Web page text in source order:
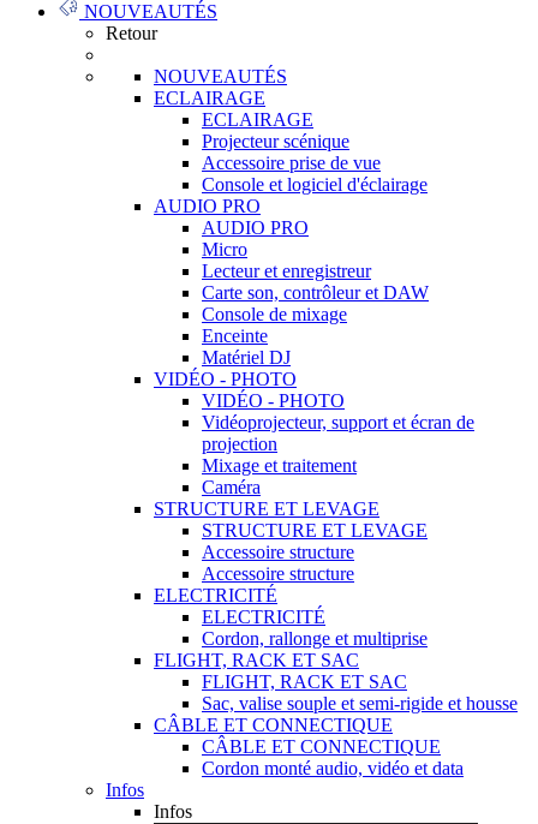
NOUVEAUTÉS
Retour
NOUVEAUTÉS
ECLAIRAGE
ECLAIRAGE
Projecteur scénique
Accessoire prise de vue
Console et logiciel d'éclairage
AUDIO PRO
AUDIO PRO
Micro
Lecteur et enregistreur
Carte son, contrôleur et DAW
Console de mixage
Enceinte
Matériel DJ
VIDÉO - PHOTO
VIDÉO - PHOTO
Vidéoprojecteur, support et écran de
projection
Mixage et traitement
Caméra
STRUCTURE ET LEVAGE
STRUCTURE ET LEVAGE
Accessoire structure
Accessoire structure
ELECTRICITÉ
ELECTRICITÉ
Cordon, rallonge et multiprise
FLIGHT, RACK ET SAC
FLIGHT, RACK ET SAC
Sac, valise souple et semi-rigide et housse
CÂBLE ET CONNECTIQUE
CÂBLE ET CONNECTIQUE
Cordon monté audio, vidéo et data
Infos
Infos